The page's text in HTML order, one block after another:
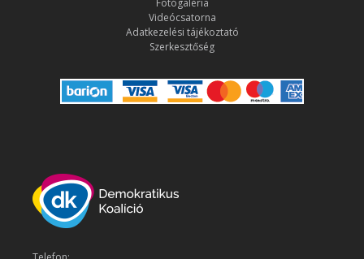
Videócsatorna
Adatkezelési tájékoztató
Szerkesztőség